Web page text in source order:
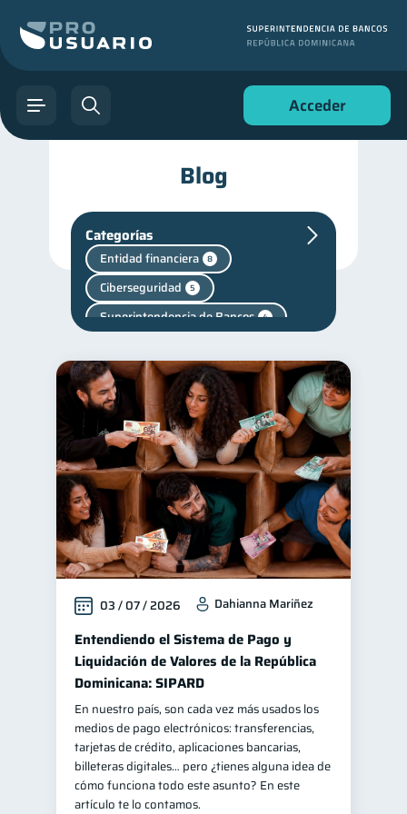
Acceder
Blog
Categorías
Entidad financiera 8
Ciberseguridad 5
Superintendencia de Bancos 4
Cuenta Abandonada 2
Cuenta Inactiva 1
Salud mental 1
Finanzas personales 44
Manejo de deudas 31
Educación financiera 31
Finanzas para jóvenes 30
Control de deudas 30
Finanzas familiares 25
Inclusión financiera 22
Bienestar financiero 22
Finanzas para mujeres
Seguridad financiera 13
Salud financiera 12
Productos financieros 11
03 / 07 / 2026 Dahianna Mariñez
Entendiendo el Sistema de Pago y
Liquidación de Valores de la República
Dominicana: SIPARD
En nuestro país, son cada vez más usados los
medios de pago electrónicos: transferencias,
tarjetas de crédito, aplicaciones bancarias,
billeteras digitales… pero ¿tienes alguna idea de
cómo funciona todo este asunto? En este
artículo te lo contamos.